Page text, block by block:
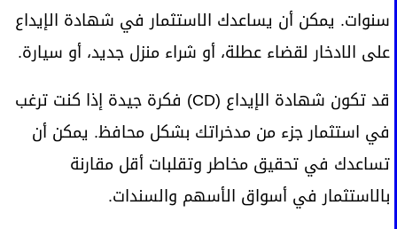
سنوات. يمكن أن يساعدك الاستثمار في شهادة الإيداع
على الادخار لقضاء عطلة، أو شراء منزل جديد، أو سيارة.
قد تكون شهادة الإيداع (CD) فكرة جيدة إذا كنت ترغب
في استثمار جزء من مدخراتك بشكل محافظ. يمكن أن
تساعدك في تحقيق مخاطر وتقلبات أقل مقارنة
بالاستثمار في أسواق الأسهم والسندات.